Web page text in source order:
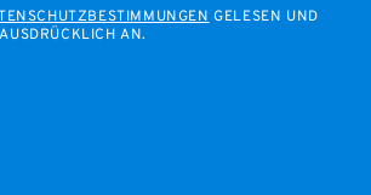
GELESEN UND
AN.